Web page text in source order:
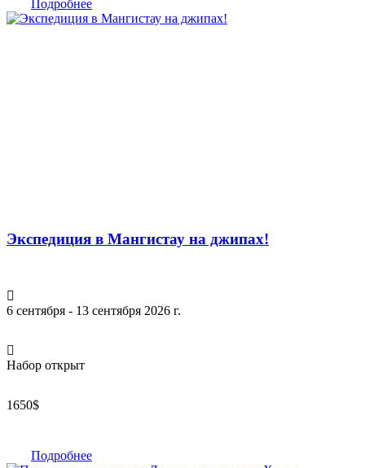
Подробнее
Экспедиция в Мангистау на джипах!
6 сентября - 13 сентября 2026 г.
Набор открыт
1650$
Подробнее